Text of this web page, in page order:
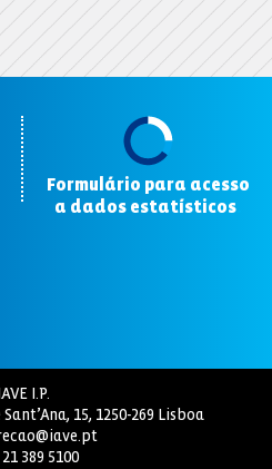
Formulário para acesso
a dados estatísticos
IAVE I.P.
15, 1250-269 Lisboa
21 389 5100